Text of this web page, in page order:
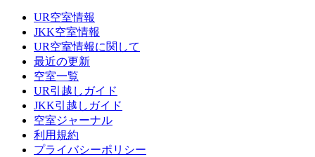
UR空室情報
JKK空室情報
UR空室情報に関して
最近の更新
空室一覧
UR引越しガイド
JKK引越しガイド
空室ジャーナル
利用規約
プライバシーポリシー